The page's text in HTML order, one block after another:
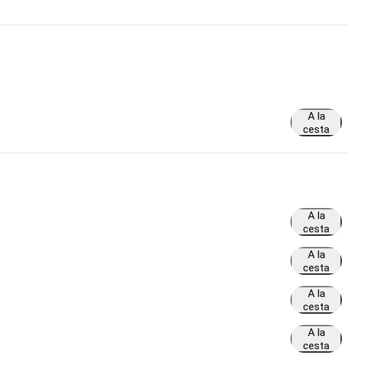
A la
cesta
A la
cesta
A la
cesta
A la
cesta
A la
cesta